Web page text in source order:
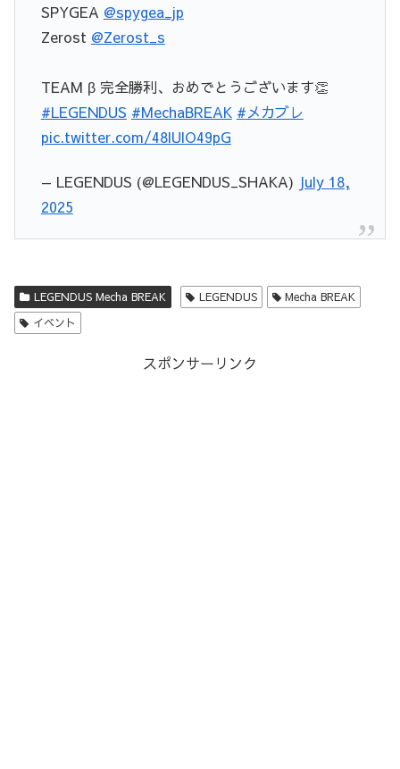
SPYGEA @spygea_jp
Zerost @Zerost_s
TEAM β 完全勝利、おめでとうございます👏
#LEGENDUS #MechaBREAK #メカブレ
pic.twitter.com/48lUlO49pG
— LEGENDUS (@LEGENDUS_SHAKA) July 18,
2025
LEGENDUS Mecha BREAK LEGENDUS
Mecha BREAK
イベント
スポンサーリンク